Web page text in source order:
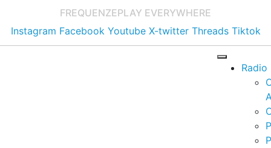
FREQUENZEPLAY EVERYWHERE
Instagram Facebook Youtube X-twitter Threads Tiktok
Radio